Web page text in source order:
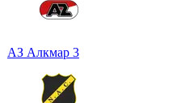
АЗ Алкмар 3